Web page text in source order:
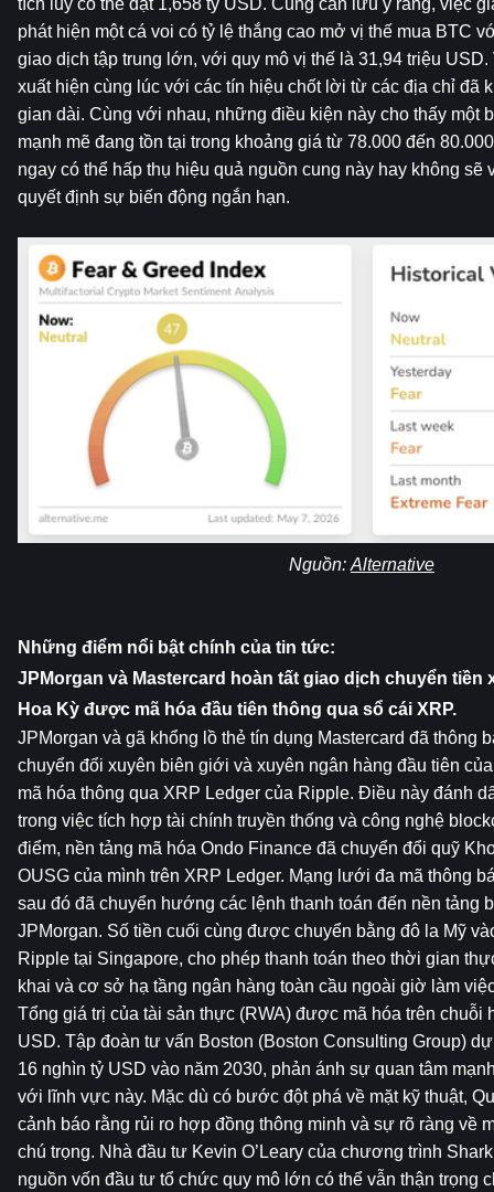
tích lũy có thể đạt 1,658 tỷ USD. Cũng cần lưu ý rằng, việc
phát hiện một cá voi có tỷ lệ thắng cao mở vị thế mua BTC
giao dịch tập trung lớn, với quy mô vị thế là 31,94 triệu
xuất hiện cùng lúc với các tín hiệu chốt lời từ các địa chỉ đã
gian dài. Cùng với nhau, những điều kiện này cho thấy một
mạnh mẽ đang tồn tại trong khoảng giá từ 78.000 đến
ngay có thể hấp thụ hiệu quả nguồn cung này hay không sẽ
quyết định sự biến động ngắn hạn.
Nguồn: Alternative
Những điểm nổi bật chính của tin tức:
JPMorgan và Mastercard hoàn tất giao dịch chuyển tiền
Hoa Kỳ được mã hóa đầu tiên thông qua sổ cái XRP.
JPMorgan và gã khổng lồ thẻ tín dụng Mastercard đã thông
chuyển đổi xuyên biên giới và xuyên ngân hàng đầu tiên
mã hóa thông qua XRP Ledger của Ripple. Điều này đánh
trong việc tích hợp tài chính truyền thống và công nghệ
điểm, nền tảng mã hóa Ondo Finance đã chuyển đổi quỹ
OUSG của mình trên XRP Ledger. Mạng lưới đa mã thông
sau đó đã chuyển hướng các lệnh thanh toán đến nền tảng
JPMorgan. Số tiền cuối cùng được chuyển bằng đô la Mỹ
Ripple tại Singapore, cho phép thanh toán theo thời gian
khai và cơ sở hạ tầng ngân hàng toàn cầu ngoài giờ làm
Tổng giá trị của tài sản thực (RWA) được mã hóa trên chuỗi
USD. Tập đoàn tư vấn Boston (Boston Consulting Group)
16 nghìn tỷ USD vào năm 2030, phản ánh sự quan tâm
với lĩnh vực này. Mặc dù có bước đột phá về mặt kỹ thuật,
cảnh báo rằng rủi ro hợp đồng thông minh và sự rõ ràng về
chú trọng. Nhà đầu tư Kevin O’Leary của chương trình
nguồn vốn đầu tư tổ chức quy mô lớn có thể vẫn thận trọng